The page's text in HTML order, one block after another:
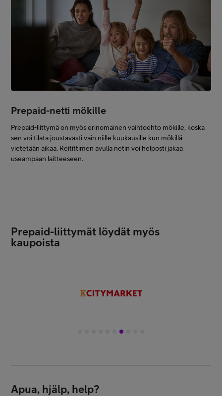
Prepaid-netti mökille
Prepaid-liittymä on myös erinomainen vaihtoehto mökille, koska
sen voi tilata joustavasti vain niille kuukausille kun mökillä
vietetään aikaa. Reitittimen avulla netin voi helposti jakaa
useampaan laitteeseen.
Prepaid-liittymät löydät myös
kaupoista
7
Apua, hjälp, help?